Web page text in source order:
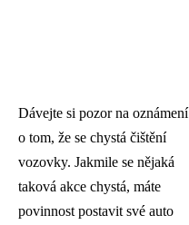
Dávejte si pozor na oznámení
o tom, že se chystá čištění
vozovky. Jakmile se nějaká
taková akce chystá, máte
povinnost postavit své auto